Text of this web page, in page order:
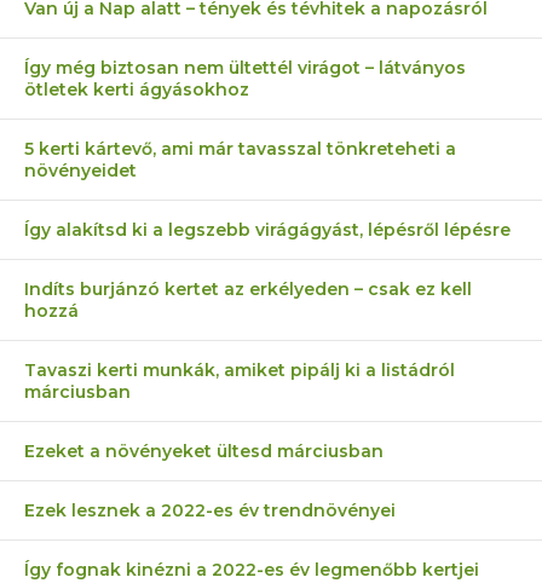
Van új a Nap alatt – tények és tévhitek a napozásról
Így még biztosan nem ültettél virágot – látványos
ötletek kerti ágyásokhoz
5 kerti kártevő, ami már tavasszal tönkreteheti a
növényeidet
Így alakítsd ki a legszebb virágágyást, lépésről lépésre
Indíts burjánzó kertet az erkélyeden – csak ez kell
hozzá
Tavaszi kerti munkák, amiket pipálj ki a listádról
márciusban
Ezeket a növényeket ültesd márciusban
Ezek lesznek a 2022-es év trendnövényei
Így fognak kinézni a 2022-es év legmenőbb kertjei